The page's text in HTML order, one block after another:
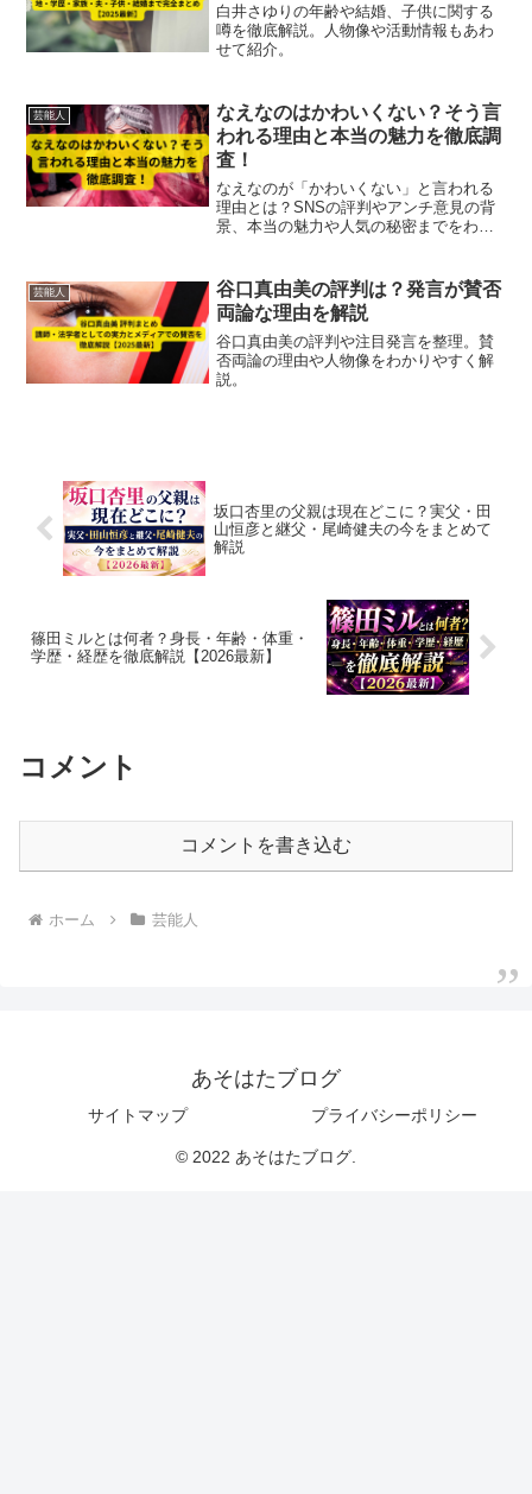
白井さゆりの年齢や結婚、子供に関する
噂を徹底解説。人物像や活動情報もあわ
せて紹介。
芸能人
なえなのはかわいくない？そう言
われる理由と本当の魅力を徹底調
査！
なえなのが「かわいくない」と言われる
理由とは？SNSの評判やアンチ意見の背
景、本当の魅力や人気の秘密までをわか
芸能人
谷口真由美の評判は？発言が賛否
両論な理由を解説
谷口真由美の評判や注目発言を整理。賛
否両論の理由や人物像をわかりやすく解
説。
坂口杏里の父親は現在どこに？実父・田
山恒彦と継父・尾崎健夫の今をまとめて
解説
篠田ミルとは何者？身長・年齢・体重・
学歴・経歴を徹底解説【2026最新】
コメント
コメントを書き込む
ホーム 芸能人
あそはたブログ
サイトマップ プライバシーポリシー
© 2022 あそはたブログ.